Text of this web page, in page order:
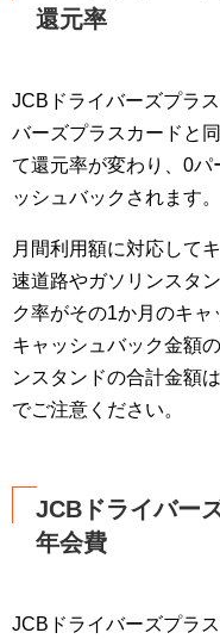
還元率
JCBドライバーズプラ
バーズプラスカードと
て還元率が変わり、0パ
ッシュバックされます。
月間利用額に対応して
速道路やガソリンスタ
ク率がその1か月のキャ
キャッシュバック金額
ンスタンドの合計金額
でご注意ください。
JCBドライバー
年会費
JCBドライバーズプラ